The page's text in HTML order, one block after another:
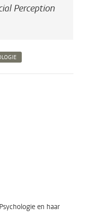
Perception
en haar